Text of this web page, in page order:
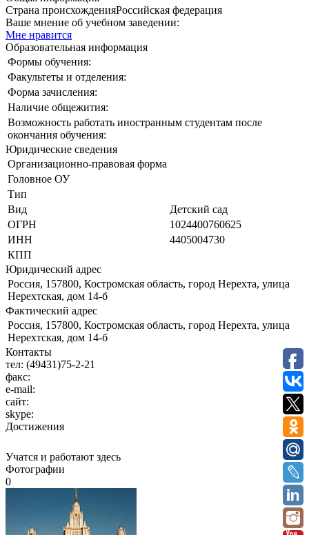
Страна происхожденияРоссийская федерация
Ваше мнение об учебном заведении:
Мне нравится
Образовательная информация
Формы обучения:
Факультеты и отделения:
Форма зачисления:
Наличие общежития:
Возможность работать иностранным студентам после
окончания обучения:
Юридические сведения
Организационно-правовая форма
Головное ОУ
Тип
Вид
Детский сад
ОГРН
1024400760625
ИНН
4405004730
КПП
Юридический адрес
Россия, 157800, Костромская область, город Нерехта, улица
Нерехтская, дом 14-б
Фактический адрес
Россия, 157800, Костромская область, город Нерехта, улица
Нерехтская, дом 14-б
Контакты
тел: (49431)75-2-21
факс:
e-mail:
сайт:
skype:
Достижения
Учатся и работают здесь
Фотографии
0